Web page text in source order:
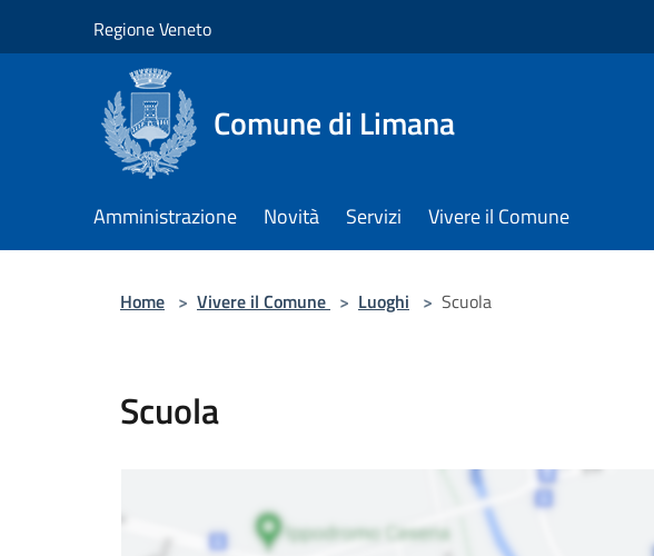
Regione Veneto
Comune di Limana
Amministrazione Novità Servizi Vivere il Comune
Home > Vivere il Comune > Luoghi > Scuola
Scuola